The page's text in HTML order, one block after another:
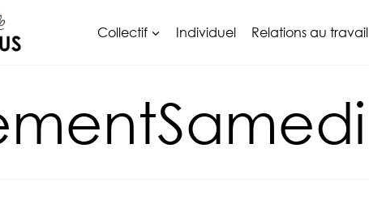
Collectif Individuel Relations au travail